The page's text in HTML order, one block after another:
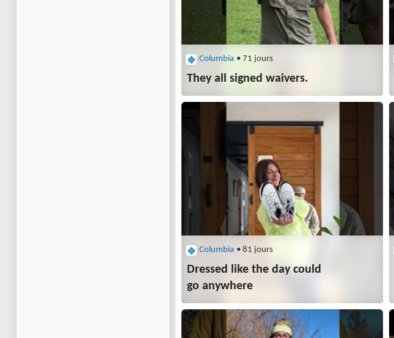
Columbia • 71 jours
They all signed waivers.​
Columbia • 81 jours
Dressed like the day could
go anywhere